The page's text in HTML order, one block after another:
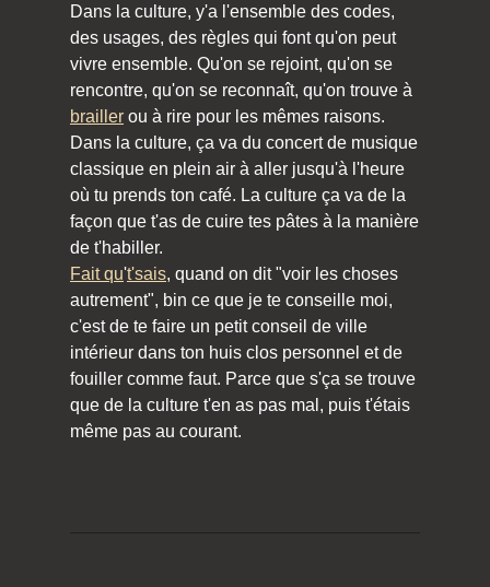
Dans la culture, y'a l'ensemble des codes,
des usages, des règles qui font qu'on peut
vivre ensemble. Qu'on se rejoint, qu'on se
rencontre, qu'on se reconnaît, qu'on trouve à
brailler ou à rire pour les mêmes raisons.
Dans la culture, ça va du concert de musique
classique en plein air à aller jusqu'à l'heure
où tu prends ton café. La culture ça va de la
façon que t'as de cuire tes pâtes à la manière
de t'habiller.
Fait qu't'sais, quand on dit "voir les choses
autrement", bin ce que je te conseille moi,
c'est de te faire un petit conseil de ville
intérieur dans ton huis clos personnel et de
fouiller comme faut. Parce que s'ça se trouve
que de la culture t'en as pas mal, puis t'étais
même pas au courant.